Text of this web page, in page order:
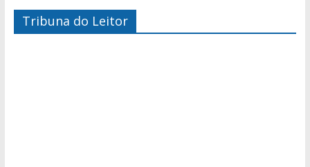
Tribuna do Leitor